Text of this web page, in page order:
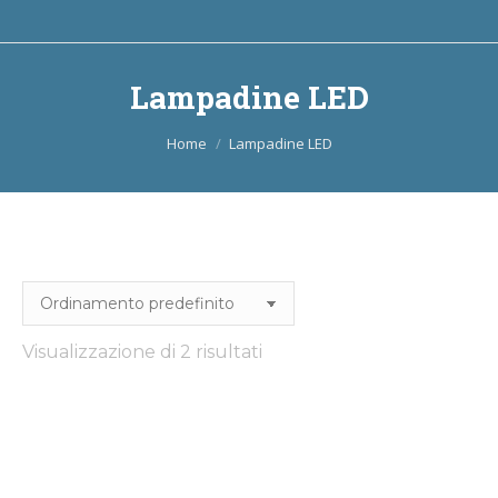
Lampadine LED
Tu sei qui:
Home Lampadine LED
Visualizzazione di 2 risultati